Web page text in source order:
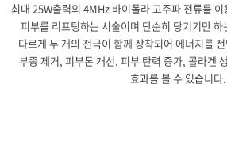
강남본점
강동천호점
남자
여자
최대 25W출력의 4MHz 바이폴라 고주파 전류를
피부를 리프팅하는 시술이며 단순히 당기기만
다르게 두 개의 전극이 함께 장착되어 에너지를
부종 제거, 피부톤 개선, 피부 탄력 증가, 콜라겐
효과를 볼 수 있습니다.